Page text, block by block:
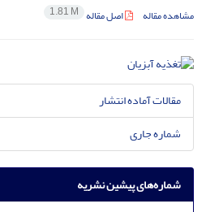
مشاهده مقاله اصل مقاله 1.81 M
مقالات آماده انتشار
شماره جاری
شماره‌های پیشین نشریه